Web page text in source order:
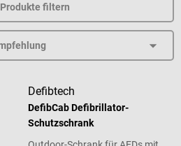
Produkte filtern
Defibtech
DefibCab Defibrillator-
Schutzschrank